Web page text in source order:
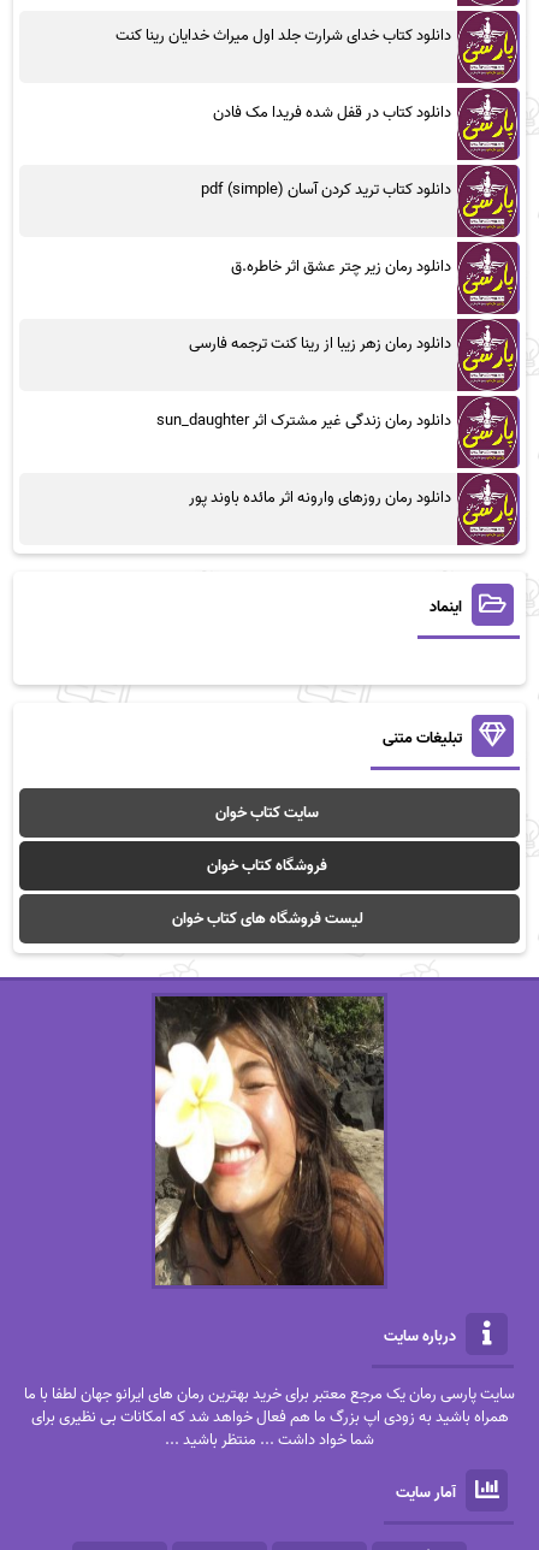
دانلود کتاب خدای شرارت جلد اول میراث خدایان رینا کنت
دانلود کتاب در قفل شده فریدا مک فادن
دانلود کتاب ترید کردن آسان (simple) pdf
دانلود رمان زیر چتر عشق اثر خاطره.ق
دانلود رمان زهر زیبا از رینا کنت ترجمه فارسی
دانلود رمان زندگی غیر مشترک اثر sun_daughter
دانلود رمان روزهای وارونه اثر مائده باوند پور
اینماد
تبلیغات متنی
سایت کتاب خوان
فروشگاه کتاب خوان
لیست فروشگاه های کتاب خوان
درباره سایت
سایت پارسی رمان یک مرجع معتبر برای خرید بهترین رمان های ایرانو جهان لطفا با ما
همراه باشید به زودی اپ بزرگ ما هم فعال خواهد شد که امکانات بی نظیری برای
شما خواد داشت ... منتظر باشید ...
آمار سایت